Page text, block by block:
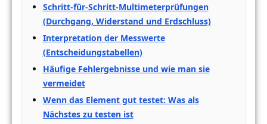
Schritt-für-Schritt-Multimeterprüfungen
(Durchgang, Widerstand und Erdschluss)
Interpretation der Messwerte
(Entscheidungstabellen)
Häufige Fehlergebnisse und wie man sie
vermeidet
Wenn das Element gut testet: Was als
Nächstes zu testen ist